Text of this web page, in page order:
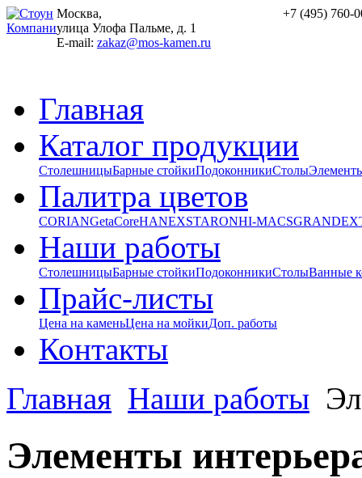
Москва,
улица Улофа Пальме, д. 1
E-mail: zakaz@mos-kamen.ru
+7 (495) 760-
Главная
Каталог продукции
СтолешницыБарные стойкиПодоконникиСтолы
Палитра цветов
CORIANGetaCoreHANEXSTARONHI-MACSGRANDEX
Наши работы
СтолешницыБарные стойкиПодоконникиСтолыВанные
Прайс-листы
Цена на каменьЦена на мойкиДоп. работы
Контакты
Главная Наши работы
Элементы